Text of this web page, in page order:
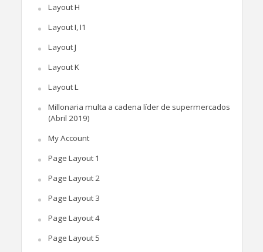
Layout H
Layout I, I1
Layout J
Layout K
Layout L
Millonaria multa a cadena líder de supermercados
(Abril 2019)
My Account
Page Layout 1
Page Layout 2
Page Layout 3
Page Layout 4
Page Layout 5